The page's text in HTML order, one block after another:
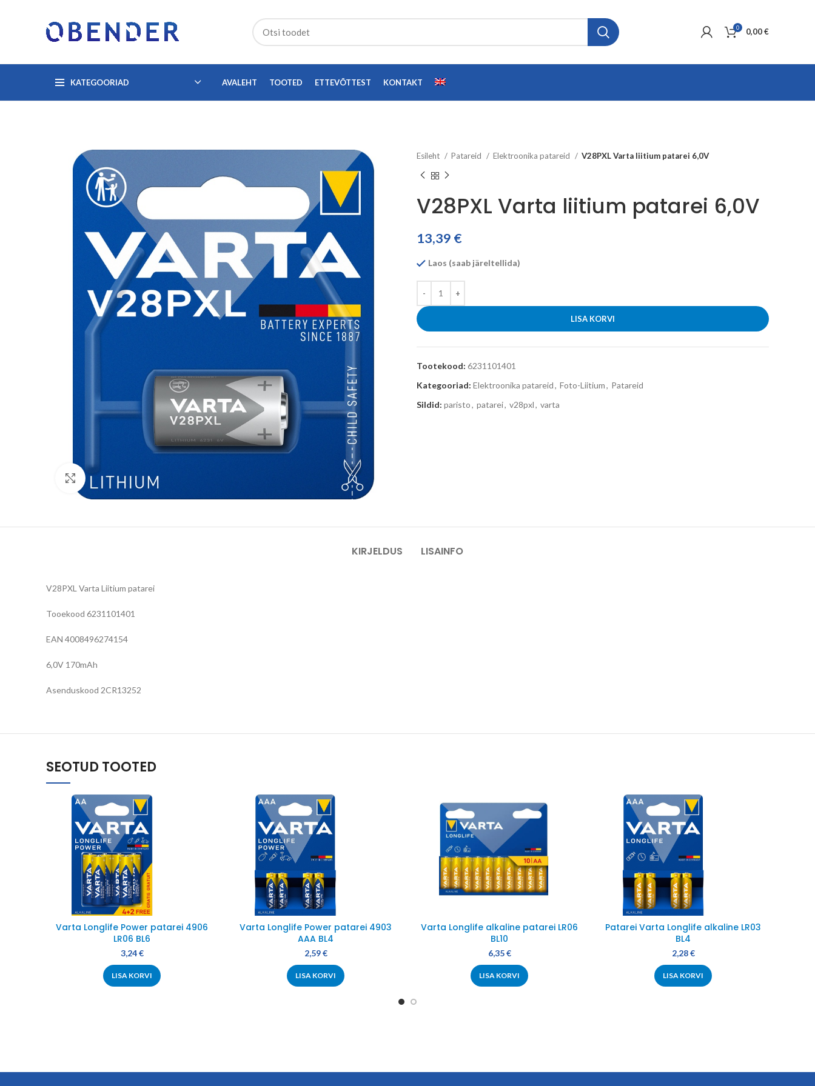
0 0,00€
KATEGOORIAD AVALEHT TOOTED ETTEVÕTTEST KONTAKT
Click to enlarge
Esileht Patareid Elektroonika patareid V28PXL Varta liitium patarei 6,0V
V28PXL Varta liitium patarei 6,0V
13,39 €
Laos (saab järeltellida)
LISA KORVI
Tootekood: 6231101401
Kategooriad: Elektroonika patareid, Foto-Liitium, Patareid
Sildid: paristo, patarei, v28pxl, varta
KIRJELDUS LISAINFO
V28PXL Varta Liitium patarei
Tooekood 6231101401
EAN 4008496274154
6,0V 170mAh
Asenduskood 2CR13252
SEOTUD TOOTED
Varta Longlife Power patarei 4906
LR06 BL6
3,24€
LISA KORVI
Varta Longlife Power patarei 4903
AAA BL4
2,59€
LISA KORVI
Varta Longlife alkaline patarei LR06
BL10
6,35€
LISA KORVI
Patarei Varta Longlife alkaline LR03
BL4
2,28€
LISA KORVI